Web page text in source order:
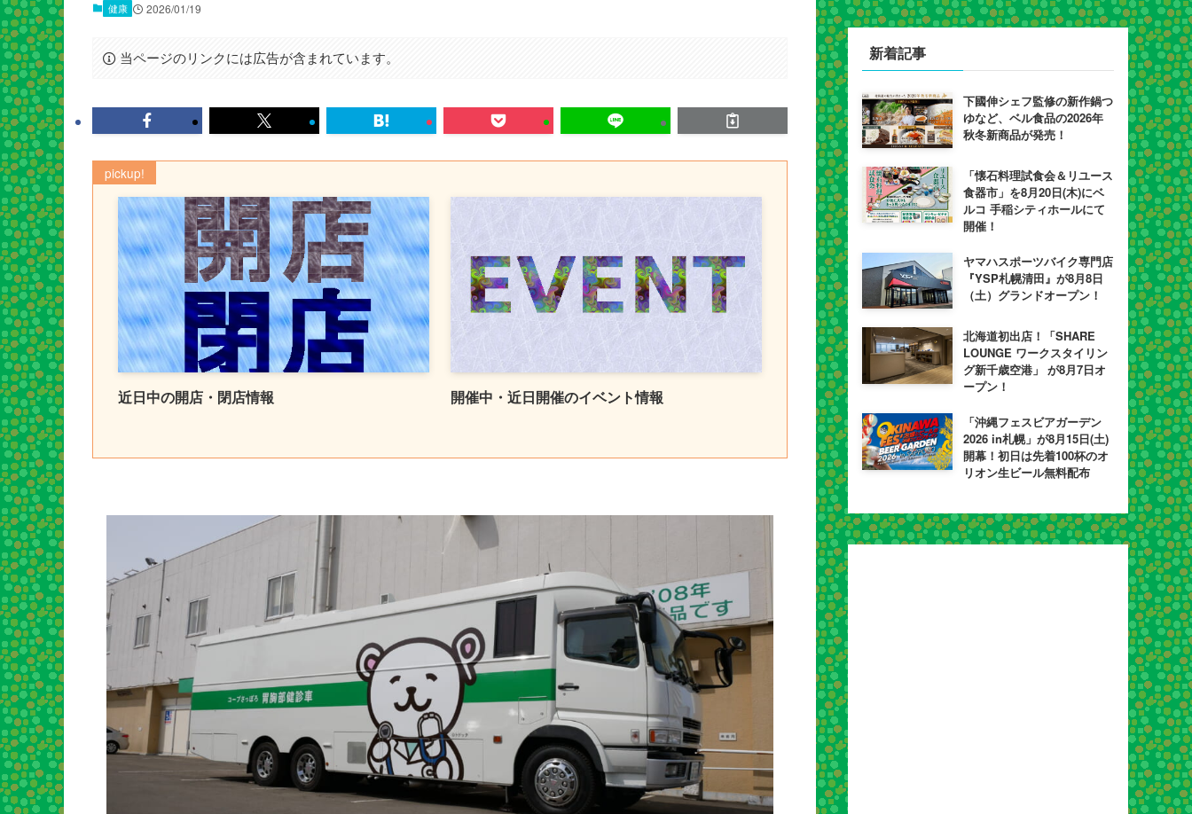
健康 2026/01/19
当ページのリンクには広告が含まれています。
pickup!
近日中の開店・閉店情報 開催中・近日開催のイベント情報
新着記事
下國伸シェフ監修の新作鍋つ
ゆなど、ベル食品の2026年
秋冬新商品が発売！
「懐石料理試食会＆リユース
食器市」を8月20日(木)にベ
ルコ 手稲シティホールにて
開催！
ヤマハスポーツバイク専門店
『YSP札幌清田』が8月8日
（土）グランドオープン！
北海道初出店！「SHARE
LOUNGE ワークスタイリン
グ新千歳空港」 が8月7日オ
ープン！
「沖縄フェスビアガーデン
2026 in札幌」が8月15日(土)
開幕！初日は先着100杯のオ
リオン生ビール無料配布